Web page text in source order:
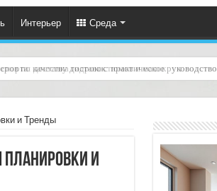
Интерьер Среда
по качеству доставок: практическое руководство
и Тренды
Планировки и